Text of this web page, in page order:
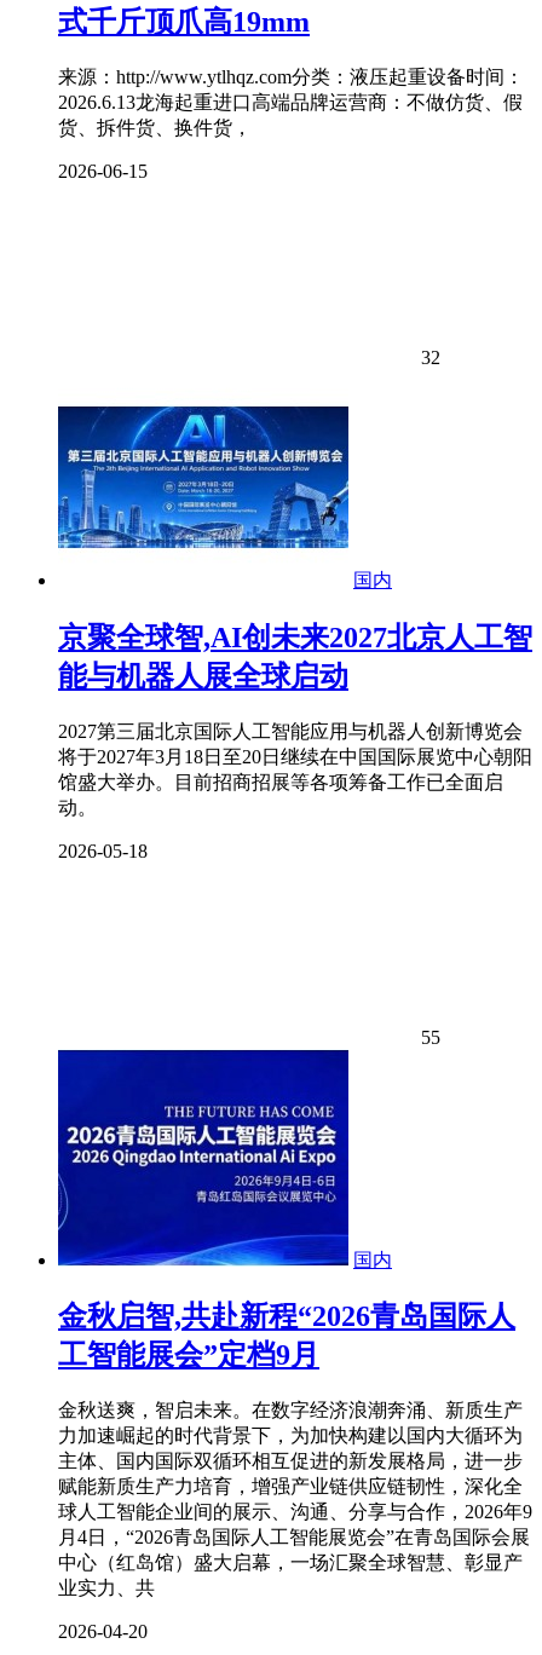
式千斤顶爪高19mm
来源：http://www.ytlhqz.com分类：液压起重设备时间：
2026.6.13龙海起重进口高端品牌运营商：不做仿货、假
货、拆件货、换件货，
2026-06-15
32
国内
京聚全球智,AI创未来2027北京人工智
能与机器人展全球启动
2027第三届北京国际人工智能应用与机器人创新博览会
将于2027年3月18日至20日继续在中国国际展览中心朝阳
馆盛大举办。目前招商招展等各项筹备工作已全面启
动。
2026-05-18
55
国内
金秋启智,共赴新程“2026青岛国际人
工智能展会”定档9月
金秋送爽，智启未来。在数字经济浪潮奔涌、新质生产
力加速崛起的时代背景下，为加快构建以国内大循环为
主体、国内国际双循环相互促进的新发展格局，进一步
赋能新质生产力培育，增强产业链供应链韧性，深化全
球人工智能企业间的展示、沟通、分享与合作，2026年9
月4日，“2026青岛国际人工智能展览会”在青岛国际会展
中心（红岛馆）盛大启幕，一场汇聚全球智慧、彰显产
业实力、共
2026-04-20